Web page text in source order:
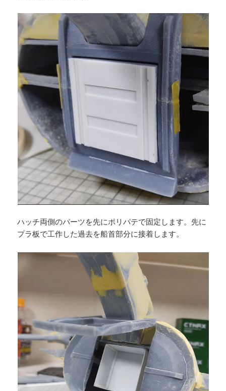
ハッチ両側のパーツを先にポリパテで固定します。先に
プラ板で工作した過去を船首部分に接着します。